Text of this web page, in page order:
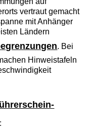
vertraut gemacht
mit Anhänger
Ländern
. Bei
Hinweistafeln